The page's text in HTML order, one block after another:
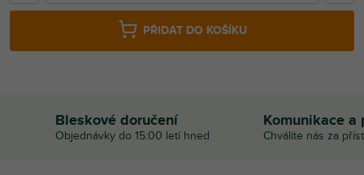
PŘIDAT DO KOŠÍKU
Bleskové doručení
Objednávky do 15:00 letí hned
Komunikace a
Chválíte nás za